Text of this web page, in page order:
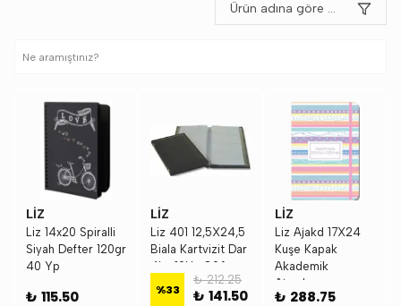
Ürün adına göre A-Z
LİZ
Liz 14x20 Spiralli
Siyah Defter 120gr
40 Yp
₺ 115.50
LİZ
Liz 401 12,5X24,5
Biala Kartvizit Dar
4Lü 10Yp 80A
%33
₺ 212.25
₺ 141.50
LİZ
Liz Ajakd 17X24
Kuşe Kapak
Akademik
Ajandası
₺ 288.75